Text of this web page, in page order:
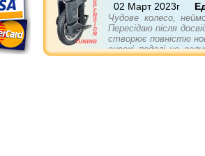
02 Март 2023г
Чудове колесо,
Пересідаю після
створює повністю
високі педалі це